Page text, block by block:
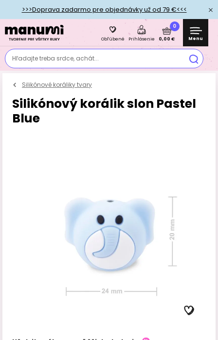
>>>Doprava zadarmo pre objednávky už od 79 €<<<
Hľadajte treba srdce, achát...
Obľúbené Prihlásenie
0
0,00 € Menu
Silikónové koráliky tvary
Silikónový korálik slon Pastel
Blue